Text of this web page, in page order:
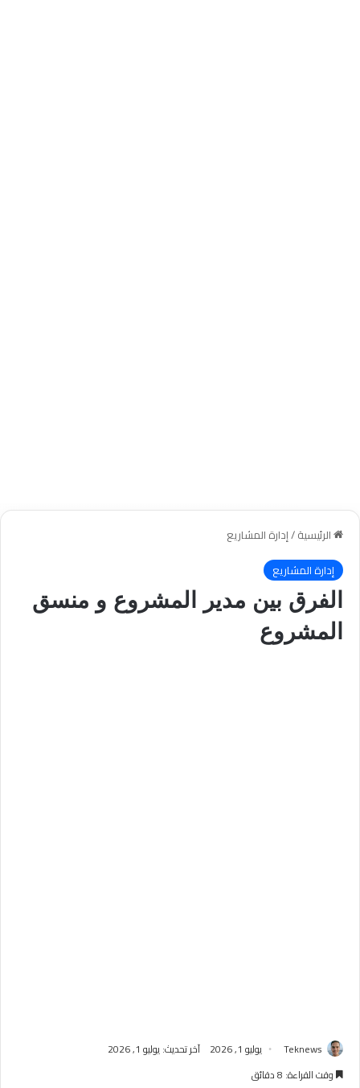
الرئيسية/إدارة المشاريع
إدارة المشاريع
الفرق بين مدير المشروع و منسق
المشروع
Teknews يوليو 1, 2026
آخر تحديث: يوليو 1, 2026
وقت القراءة: 8 دقائق